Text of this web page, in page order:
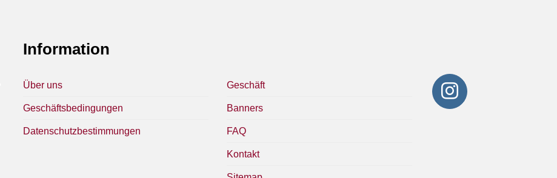
Information
Über uns
Geschäftsbedingungen
Datenschutzbestimmungen
Geschäft
Banners
FAQ
Kontakt